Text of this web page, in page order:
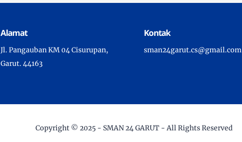
Alamat
Jl. Pangauban KM 04 Cisurupan,
Garut. 44163
Kontak
sman24garut.cs@gmail.com
Copyright © 2025 - SMAN 24 GARUT - All Rights Reserved